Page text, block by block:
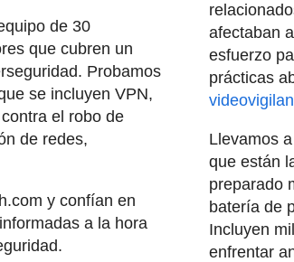
de 30
que cubren un
Probamos
se incluyen VPN,
el robo de
de redes,
y confían en
a la hora
afectaban
esfuerzo
prácticas
Llevamos
que están
preparado
batería de
Incluyen
enfrentar